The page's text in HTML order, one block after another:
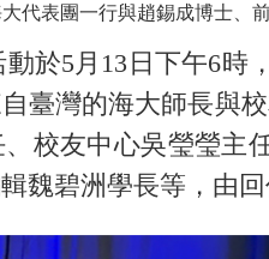
代表團一行與趙錫成博士、
於5月13日下午6時
臺灣的海大師長與
校友中心吳瑩瑩主
魏碧洲學長等，由